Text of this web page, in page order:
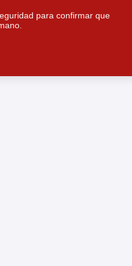
para confirmar que